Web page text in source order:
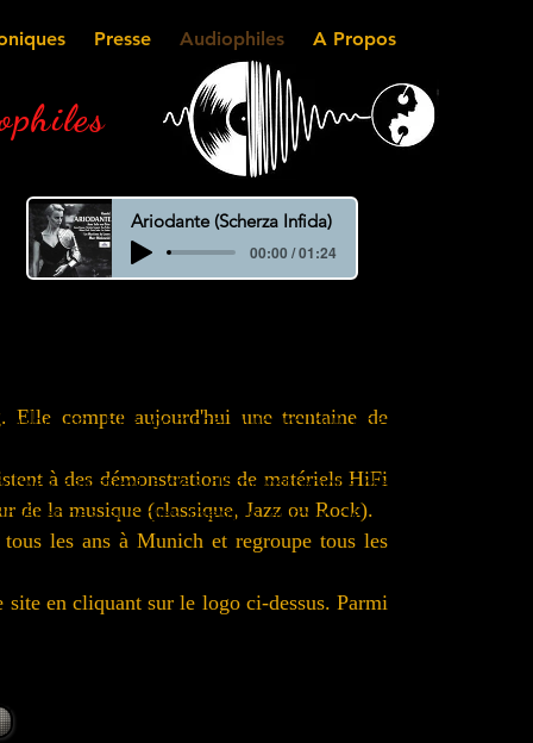
Presse Audiophiles A Propos
Elle compte aujourd'hui une trentaine de
à des démonstrations de matériels HiFi
de la musique (classique, Jazz ou Rock).
les ans à Munich et regroupe tous les
site en cliquant sur le logo ci-dessus. Parmi
Ariodante (Scherza Infida)
00:00 / 01:24
Elle compte aujourd'hui une
assistent à des démonstrations de
sur des thèmes autour de la
tous les ans à Munich et regroupe
site en cliquant sur le logo ci-dessus.